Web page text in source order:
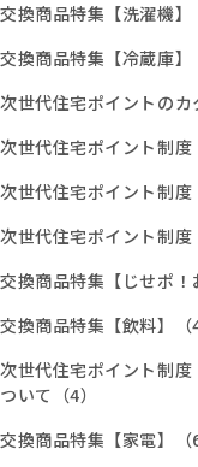
交換商品特集【洗濯機】
交換商品特集【冷蔵庫】
次世代住宅ポイントのカ
次世代住宅ポイント制度
次世代住宅ポイント制度
次世代住宅ポイント制度
交換商品特集【じせポ！
交換商品特集【飲料】（4
次世代住宅ポイント制
ついて（4）
交換商品特集【家電】（6